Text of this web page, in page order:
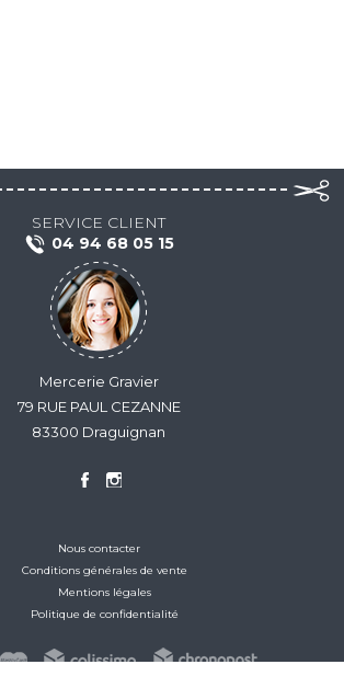
SERVICE CLIENT
04 94 68 05 15
Mercerie Gravier
79 RUE PAUL CEZANNE
83300 Draguignan
Nous contacter
Conditions générales de vente
Mentions légales
Politique de confidentialité